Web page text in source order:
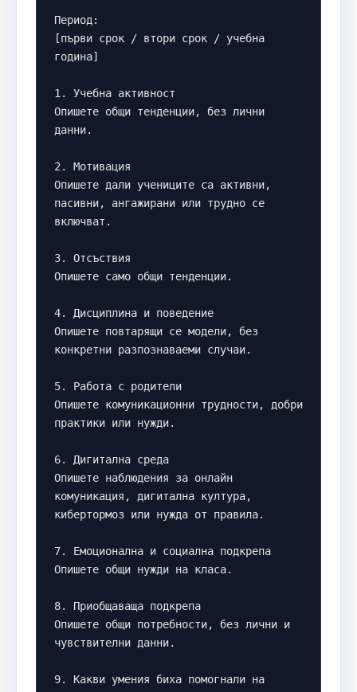
Период:
[първи срок / втори срок / учебна
година]
1. Учебна активност
Опишете общи тенденции, без лични
данни.
2. Мотивация
Опишете дали учениците са активни,
пасивни, ангажирани или трудно се
включват.
3. Отсъствия
Опишете само общи тенденции.
4. Дисциплина и поведение
Опишете повтарящи се модели, без
конкретни разпознаваеми случаи.
5. Работа с родители
Опишете комуникационни трудности, добри
практики или нужди.
6. Дигитална среда
Опишете наблюдения за онлайн
комуникация, дигитална култура,
кибертормоз или нужда от правила.
7. Емоционална и социална подкрепа
Опишете общи нужди на класа.
8. Приобщаваща подкрепа
Опишете общи потребности, без лични и
чувствителни данни.
9. Какви умения биха помогнали на